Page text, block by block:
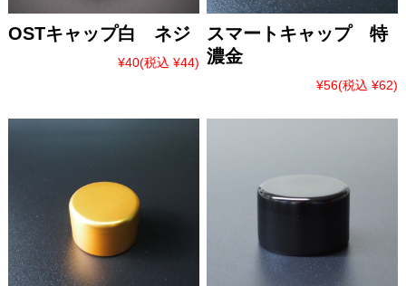
OSTキャップ白 ネジ
¥40(税込 ¥44)
スマートキャップ 特
濃金
¥56(税込 ¥62)